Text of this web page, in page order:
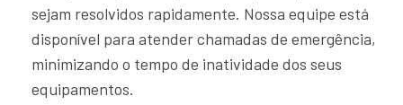
sejam resolvidos rapidamente. Nossa equipe está
disponível para atender chamadas de emergência,
minimizando o tempo de inatividade dos seus
equipamentos.